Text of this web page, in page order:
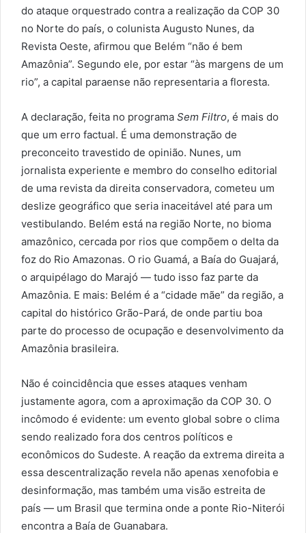
do ataque orquestrado contra a realização da COP 30
no Norte do país, o colunista Augusto Nunes, da
Revista Oeste, afirmou que Belém “não é bem
Amazônia”. Segundo ele, por estar “às margens de um
rio”, a capital paraense não representaria a floresta.
A declaração, feita no programa Sem Filtro, é mais do
que um erro factual. É uma demonstração de
preconceito travestido de opinião. Nunes, um
jornalista experiente e membro do conselho editorial
de uma revista da direita conservadora, cometeu um
deslize geográfico que seria inaceitável até para um
vestibulando. Belém está na região Norte, no bioma
amazônico, cercada por rios que compõem o delta da
foz do Rio Amazonas. O rio Guamá, a Baía do Guajará,
o arquipélago do Marajó — tudo isso faz parte da
Amazônia. E mais: Belém é a “cidade mãe” da região, a
capital do histórico Grão-Pará, de onde partiu boa
parte do processo de ocupação e desenvolvimento da
Amazônia brasileira.
Não é coincidência que esses ataques venham
justamente agora, com a aproximação da COP 30. O
incômodo é evidente: um evento global sobre o clima
sendo realizado fora dos centros políticos e
econômicos do Sudeste. A reação da extrema direita a
essa descentralização revela não apenas xenofobia e
desinformação, mas também uma visão estreita de
país — um Brasil que termina onde a ponte Rio-Niterói
encontra a Baía de Guanabara.